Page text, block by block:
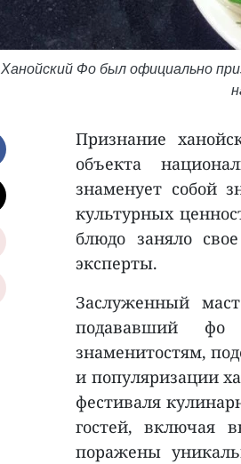
Ханойский Фо был официально
Признание
объекта
знаменует собой
культурных
блюдо заняло
эксперты.
Заслуженный
подававший фо
знаменитостям,
и популяризации
фестиваля
гостей, включая
поражены